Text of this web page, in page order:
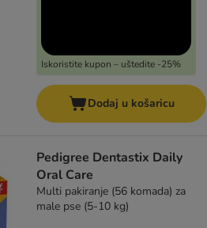
Iskoristite kupon – uštedite -25%
Dodaj u košaricu
Pedigree Dentastix Daily
Oral Care
Multi pakiranje (56 komada) za
male pse (5-10 kg)